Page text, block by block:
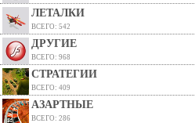
ЛЕТАЛКИ
ВСЕГО: 542
ДРУГИЕ
ВСЕГО: 968
СТРАТЕГИИ
ВСЕГО: 409
АЗАРТНЫЕ
ВСЕГО: 286